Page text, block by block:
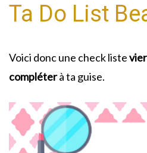
Ta Do List
Voici donc une check liste
compléterà ta guise.